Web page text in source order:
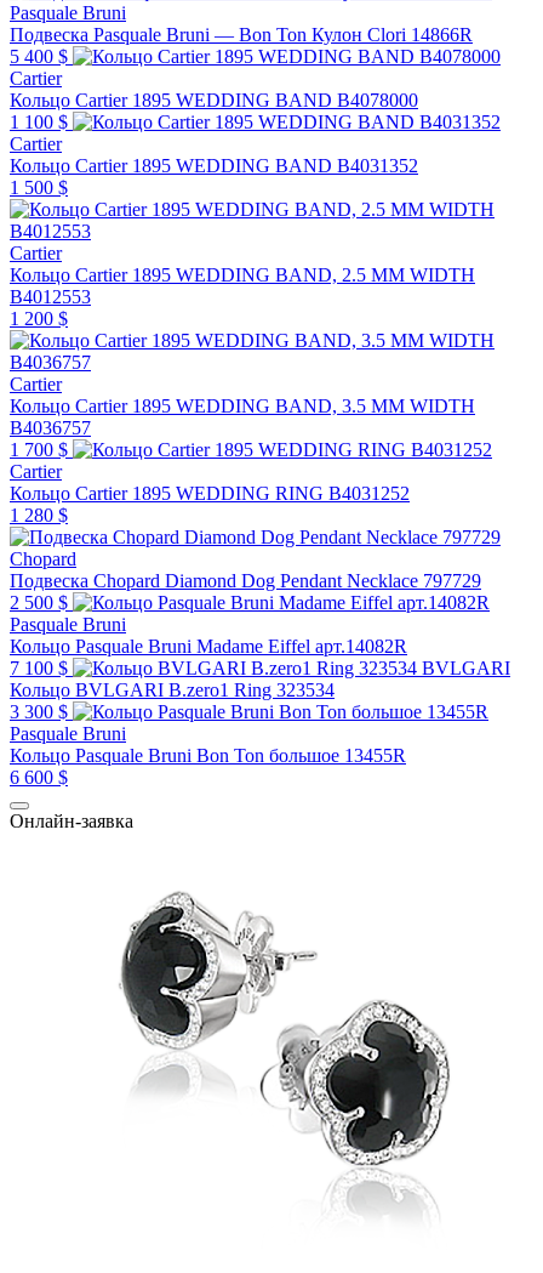
Pasquale Bruni
Подвеска Pasquale Bruni — Bon Ton Кулон Clori 14866R
5 400 $
Cartier
Кольцо Cartier 1895 WEDDING BAND B4078000
1 100 $
Cartier
Кольцо Cartier 1895 WEDDING BAND B4031352
1 500 $
Cartier
Кольцо Cartier 1895 WEDDING BAND, 2.5 MM WIDTH
B4012553
1 200 $
Cartier
Кольцо Cartier 1895 WEDDING BAND, 3.5 MM WIDTH
B4036757
1 700 $
Cartier
Кольцо Cartier 1895 WEDDING RING B4031252
1 280 $
Chopard
Подвеска Chopard Diamond Dog Pendant Necklace 797729
2 500 $
Pasquale Bruni
Кольцо Pasquale Bruni Madame Eiffel арт.14082R
7 100 $
BVLGARI
Кольцо BVLGARI B.zero1 Ring 323534
3 300 $
Pasquale Bruni
Кольцо Pasquale Bruni Bon Ton большое 13455R
6 600 $
Онлайн-заявка